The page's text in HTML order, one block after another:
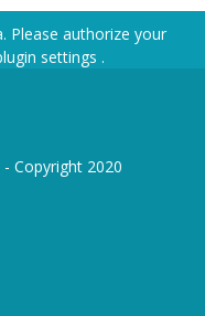
Please authorize your
settings .
- Copyright 2020